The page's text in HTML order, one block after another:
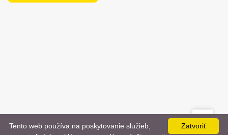
Zatvoriť
Tento web používa na poskytovanie služieb,